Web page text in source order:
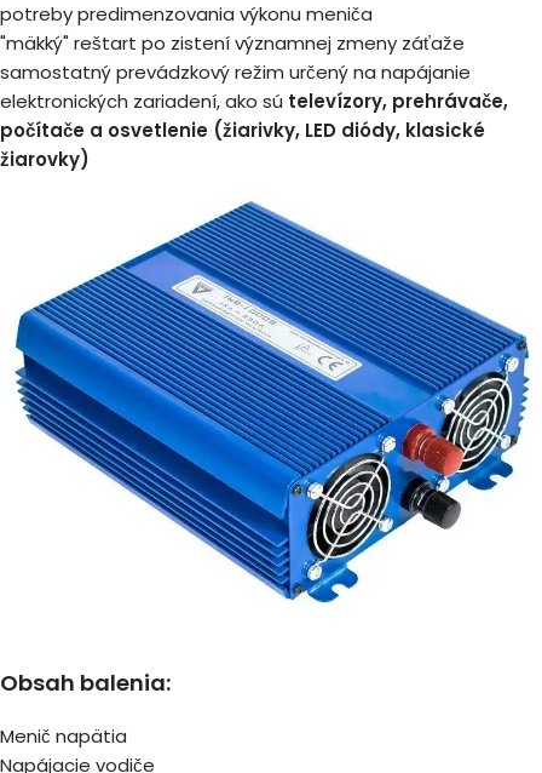
potreby predimenzovania výkonu meniča
"mäkký" reštart po zistení významnej zmeny záťaže
samostatný prevádzkový režim určený na napájanie
elektronických zariadení, ako sú televízory, prehrávače,
počítače a osvetlenie (žiarivky, LED diódy, klasické
žiarovky)
Obsah balenia:
Menič napätia
Napájacie vodiče